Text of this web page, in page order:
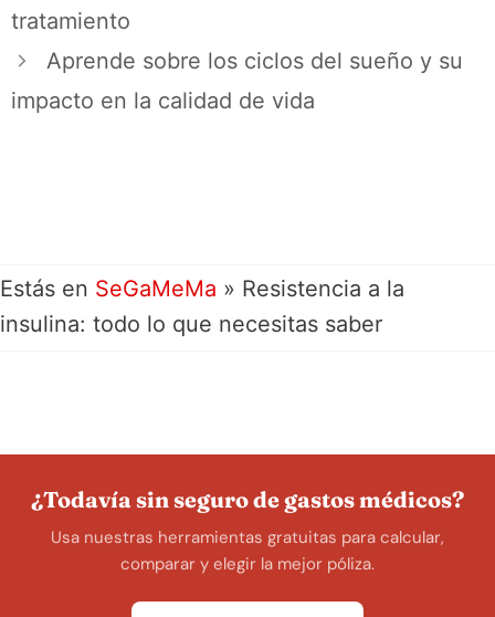
tratamiento
Aprende sobre los ciclos del sueño y su
impacto en la calidad de vida
Estás en SeGaMeMa » Resistencia a la
insulina: todo lo que necesitas saber
¿Todavía sin seguro de gastos médicos?
Usa nuestras herramientas gratuitas para calcular,
comparar y elegir la mejor póliza.